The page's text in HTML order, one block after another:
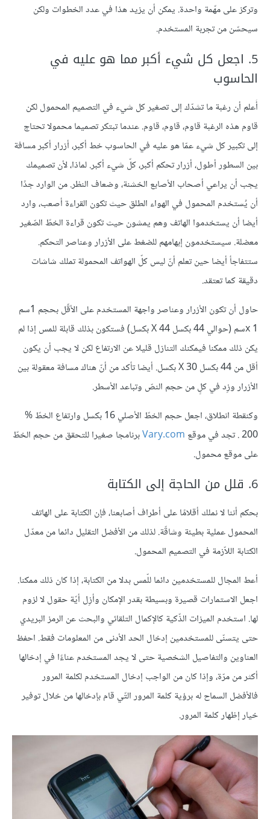
وتركز على مهّمة واحدة. يمكن أن يزيد هذا في عدد الخطوات ولكن
سيحسّن من تجربة المستخدم.
5. اجعل كل شيء أكبر مما هو عليه في
الحاسوب
أَعلم أن رغبة ما تشدّك إلى تصغير كل شيء في التصميم المحمول لكن
قاوم هذه الرغبة قاوم، قاوم، قاوم. عندما تبتكر تصميما محمولا تحتاج
إلى تكبير كل شيء عمّا هو عليه في الحاسوب خط أكبر، أزرار أكبر مسافة
بين السطور أطول، أزرار تحكم أكبر، كلّ شيء أكبر. لماذا، لأن تصميمك
يجب أن يراعي أصحاب الأصابع الخشنة، وضعاف النظر. من الوارد جدًا
أن يُستخدم المحمول في الهواء الطلق حيث تكون القراءة أصعب، وارد
أيضا أن يستخدموا الهاتف وهم يمشون حيث تكون قراءة الخطّ الصّغير
معضلة. سيستخدمون إبهامهم للضغط على الأزرار وعناصر التحكم.
ستتفاجأ أيضا حين تعلم أنّ ليس كلّ الهواتف المحمولة تملك شاشات
دقيقة كما تعتقد.
حاول أن تكون الأزرار وعناصر واجهة المستخدم على الأقّل بحجم 1سم
x 1سم (حوالي 44 بكسل X 44 بكسل) فستكون بذلك قابلة للمس إذا لم
يكن ذلك ممكنا فيمكنك التنازل قليلا عن الارتفاع لكن لا يجب أن يكون
أقل من 44 بكسل X 30 بكسل. أيضا تأكد من أنّ هناك مسافة معقولة بين
الأزرار وزِد في كلٍ من حجم النصّ وتباعد الأسطر.
وكنقطة انطلاق، اجعل حجم الخطّ الأصلي 16 بكسل وارتفاع الخطّ %
200 . تجد في موقع
Vary.comبرنامجا صغيرا للتحقق من حجم الخطّ
على موقع محمول.
6. قلل من الحاجة إلى الكتابة
بحكم أننا لا نملك أقلامًا على أطراف أصابعنا، فإن الكتابة على الهاتف
المحمول عملية بطيئة وشاقّة. لذلك من الأفضل التقليل دائما من معدّل
الكتابة اللاّزمة في التصميم المحمول.
أعط المجال للمستخدمين دائما للّمس بدلا من الكتابة، إذا كان ذلك ممكنا.
اجعل الاستمارات قصيرة وبسيطة بقدر الإمكان وأزِل أيّة حقول لا لزوم
لها. استخدم الميزات الذّكية كالإكمال التلقائي والبحث عن الرمز البريدي
حتى يتسنّى للمستخدمين إدخال الحد الأدنى من المعلومات فقط. احفظ
العناوين والتفاصيل الشخصية حتى لا يجد المستخدم عناءًا في إدخالها
أكثر من مرّة، وإذا كان من الواجب إدخال المستخدم لكلمة المرور
فالأفضل السماح له برؤية كلمة المرور التّي قام بإدخالها من خلال توفير
خيار إظهار كلمة المرور.